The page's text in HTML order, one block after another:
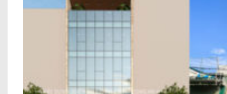
Nhà Ở Kết Hợp Văn Phòng Anh